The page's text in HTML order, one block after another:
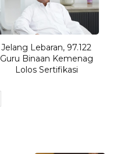
Jelang Lebaran, 97.122
Guru Binaan Kemenag
Lolos Sertifikasi